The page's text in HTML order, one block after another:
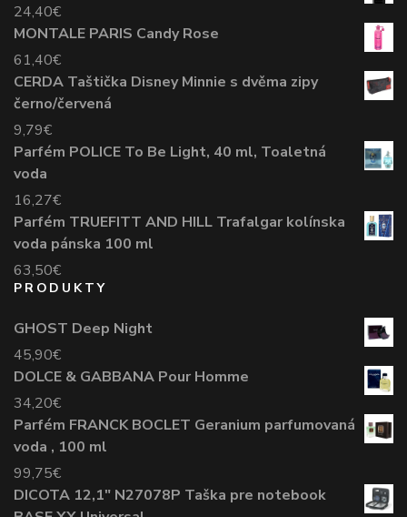
24,40€
MONTALE PARIS Candy Rose
61,40€
CERDA Taštička Disney Minnie s dvěma zipy
černo/červená
9,79€
Parfém POLICE To Be Light, 40 ml, Toaletná
voda
16,27€
Parfém TRUEFITT AND HILL Trafalgar kolínska
voda pánska 100 ml
63,50€
PRODUKTY
GHOST Deep Night
45,90€
DOLCE & GABBANA Pour Homme
34,20€
Parfém FRANCK BOCLET Geranium parfumovaná
voda , 100 ml
99,75€
DICOTA 12,1" N27078P Taška pre notebook